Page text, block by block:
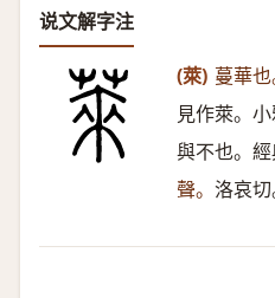
说文解字注
(萊) 蔓華也
見作萊。
與不也。經
聲。 洛哀切